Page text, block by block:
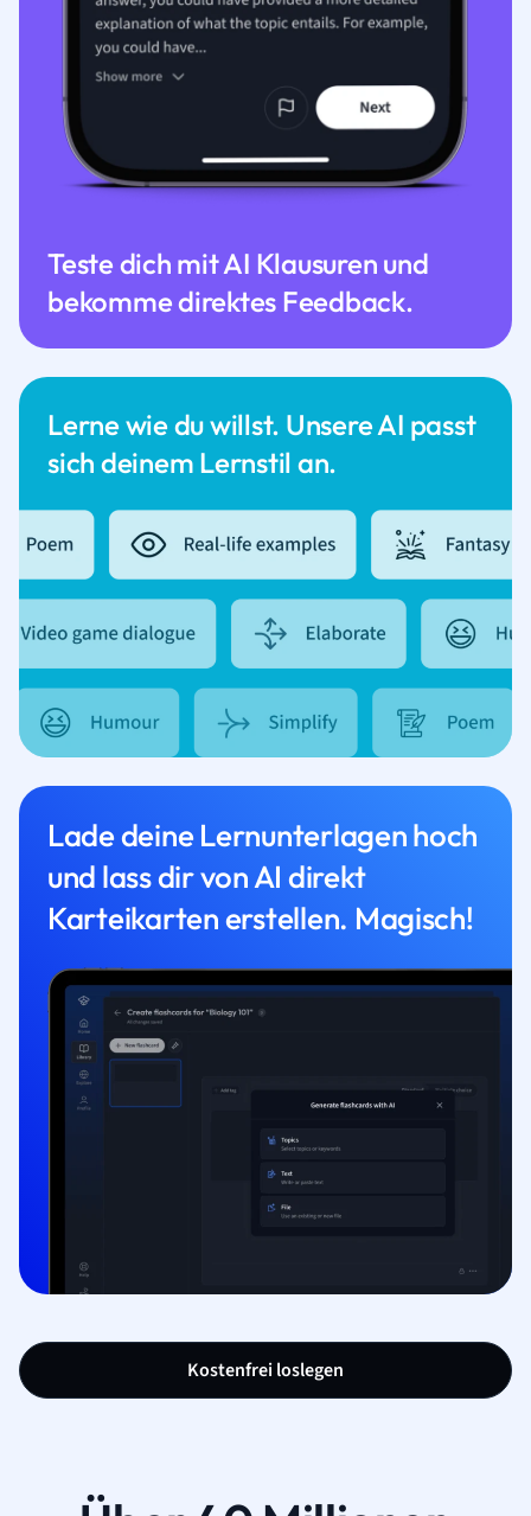
Lerne wie du willst. Unsere AI passt
sich deinem Lernstil an.
Teste dich mit AI Klausuren und
bekomme direktes Feedback.
Lade deine Lernunterlagen hoch
und lass dir von AI direkt
Karteikarten erstellen. Magisch!
Kostenfrei loslegen